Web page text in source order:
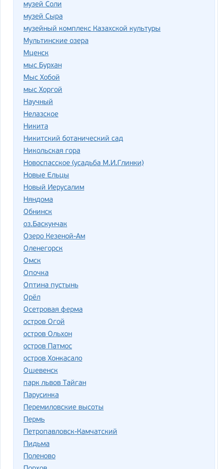
музей Соли
музей Сыра
музейный комплекс Казахской культуры
Мультинские озера
Мценск
мыс Бурхан
Мыс Хобой
мыс Хоргой
Научный
Нелазское
Никита
Никитский ботанический сад
Никольская гора
Новоспасское (усадьба М.И.Глинки)
Новые Ельцы
Новый Иерусалим
Няндома
Обнинск
оз.Баскунчак
Озеро Кезеной-Ам
Оленегорск
Омск
Опочка
Оптина пустынь
Орёл
Осетровая ферма
остров Огой
остров Ольхон
остров Патмос
остров Хонкасало
Ошевенск
парк львов Тайган
Парусинка
Перемиловские высоты
Пермь
Петропавловск-Камчатский
Пидьма
Поленово